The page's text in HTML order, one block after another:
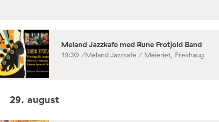
Meland Jazzkafe med Rune Frotjold Band
19:30 /Meland Jazzkafe / Meieriet, Frekhaug
29. august